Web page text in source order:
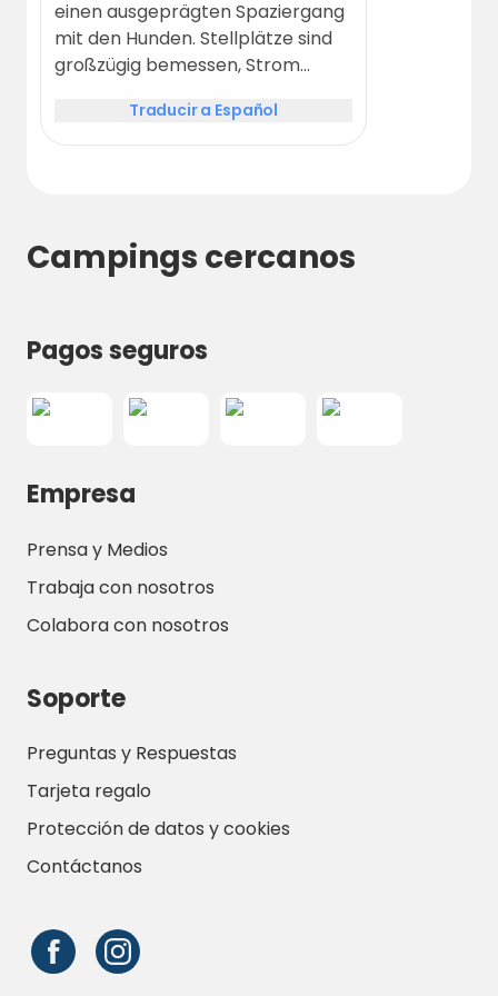
einen ausgeprägten Spaziergang
mit den Hunden. Stellplätze sind
großzügig bemessen, Strom
Sanitäranlagen. Großer
gepflegter Golfplatz . Kommen
Traducir a Español
Campings cercanos
Pagos seguros
Empresa
Prensa y Medios
Trabaja con nosotros
Colabora con nosotros
Soporte
Preguntas y Respuestas
Tarjeta regalo
Protección de datos y cookies
Contáctanos